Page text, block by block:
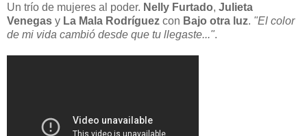
Un trío de mujeres al poder. Nelly Furtado, Julieta
Venegas y La Mala Rodríguez con Bajo otra luz. "El color
de mi vida cambió desde que tu llegaste...".